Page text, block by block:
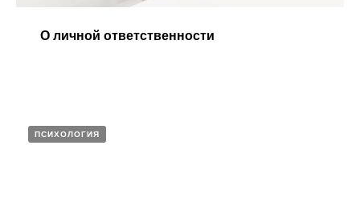
О личной ответственности
ПСИХОЛОГИЯ